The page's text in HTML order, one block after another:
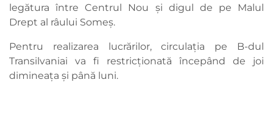
legătura între Centrul Nou și digul de pe Malul
Drept al râului Someș.
Pentru realizarea lucrărilor, circulația pe B-dul
Transilvaniai va fi restricționată începând de joi
dimineața și până luni.